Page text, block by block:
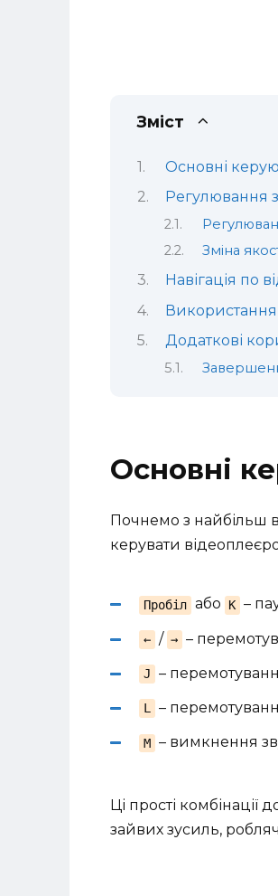
Зміст
Основні
Регулювання
Зміна
Навігація по
Використання
Додаткові
Основні
Почнемо з найбільш
керувати
Пробіл або K –
← / → –
J –
L –
M – вимкнення
Ці прості
зайвих зусиль,